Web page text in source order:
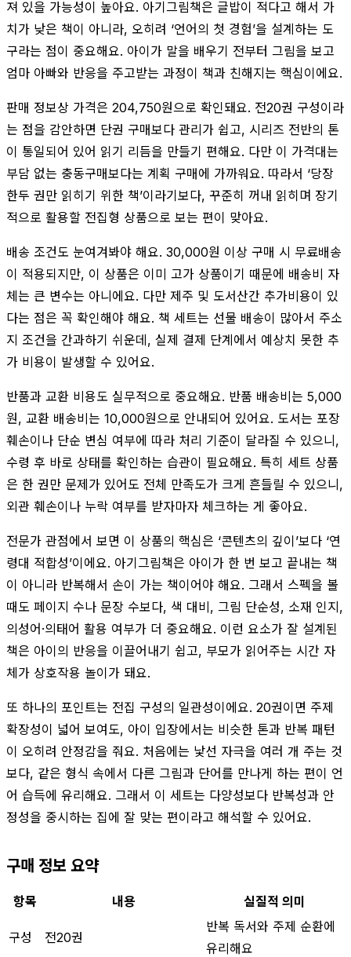
져 있을 가능성이 높아요. 아기그림책은 글밥이 적다고 해서 가
치가 낮은 책이 아니라, 오히려 ‘언어의 첫 경험’을 설계하는 도
구라는 점이 중요해요. 아이가 말을 배우기 전부터 그림을 보고
엄마 아빠와 반응을 주고받는 과정이 책과 친해지는 핵심이에요.
판매 정보상 가격은 204,750원으로 확인돼요. 전20권 구성이라
는 점을 감안하면 단권 구매보다 관리가 쉽고, 시리즈 전반의 톤
이 통일되어 있어 읽기 리듬을 만들기 편해요. 다만 이 가격대는
부담 없는 충동구매보다는 계획 구매에 가까워요. 따라서 ‘당장
한두 권만 읽히기 위한 책’이라기보다, 꾸준히 꺼내 읽히며 장기
적으로 활용할 전집형 상품으로 보는 편이 맞아요.
배송 조건도 눈여겨봐야 해요. 30,000원 이상 구매 시 무료배송
이 적용되지만, 이 상품은 이미 고가 상품이기 때문에 배송비 자
체는 큰 변수는 아니에요. 다만 제주 및 도서산간 추가비용이 있
다는 점은 꼭 확인해야 해요. 책 세트는 선물 배송이 많아서 주소
지 조건을 간과하기 쉬운데, 실제 결제 단계에서 예상치 못한 추
가 비용이 발생할 수 있어요.
반품과 교환 비용도 실무적으로 중요해요. 반품 배송비는 5,000
원, 교환 배송비는 10,000원으로 안내되어 있어요. 도서는 포장
훼손이나 단순 변심 여부에 따라 처리 기준이 달라질 수 있으니,
수령 후 바로 상태를 확인하는 습관이 필요해요. 특히 세트 상품
은 한 권만 문제가 있어도 전체 만족도가 크게 흔들릴 수 있으니,
외관 훼손이나 누락 여부를 받자마자 체크하는 게 좋아요.
전문가 관점에서 보면 이 상품의 핵심은 ‘콘텐츠의 깊이’보다 ‘연
령대 적합성’이에요. 아기그림책은 아이가 한 번 보고 끝내는 책
이 아니라 반복해서 손이 가는 책이어야 해요. 그래서 스펙을 볼
때도 페이지 수나 문장 수보다, 색 대비, 그림 단순성, 소재 인지,
의성어·의태어 활용 여부가 더 중요해요. 이런 요소가 잘 설계된
책은 아이의 반응을 이끌어내기 쉽고, 부모가 읽어주는 시간 자
체가 상호작용 놀이가 돼요.
또 하나의 포인트는 전집 구성의 일관성이에요. 20권이면 주제
확장성이 넓어 보여도, 아이 입장에서는 비슷한 톤과 반복 패턴
이 오히려 안정감을 줘요. 처음에는 낯선 자극을 여러 개 주는 것
보다, 같은 형식 속에서 다른 그림과 단어를 만나게 하는 편이 언
어 습득에 유리해요. 그래서 이 세트는 다양성보다 반복성과 안
정성을 중시하는 집에 잘 맞는 편이라고 해석할 수 있어요.
구매 정보 요약
항목 내용 실질적 의미
구성 전20권
반복 독서와 주제 순환에
유리해요